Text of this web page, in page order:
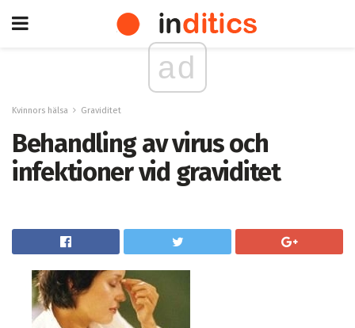
ad
Kvinnors hälsa Graviditet
Behandling av virus och
infektioner vid graviditet